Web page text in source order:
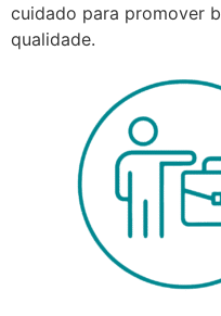
cuidado para promover
qualidade.